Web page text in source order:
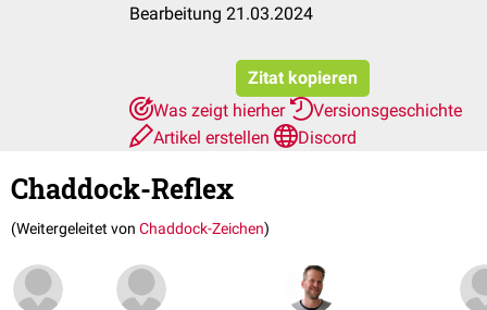
Bearbeitung 21.03.2024
Zitat kopieren
Was zeigt hierher
Versionsgeschichte
Artikel erstellen
Discord
Chaddock-Reflex
(Weitergeleitet von Chaddock-Zeichen)